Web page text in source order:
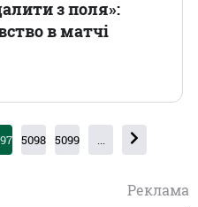
з поля»:
в матчі
5098 5099 ...
Реклама